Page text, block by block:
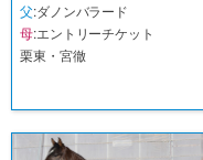
父:ダノンバラード
母:エントリーチケット
栗東・宮徹